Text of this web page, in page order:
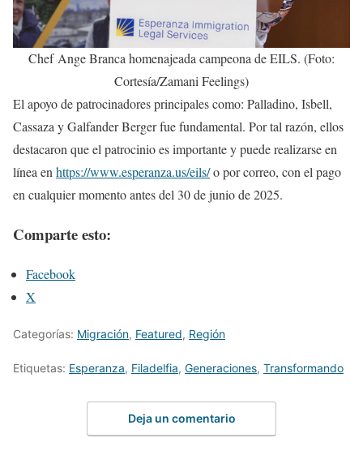
Chef Ange Branca homenajeada campeona de EILS. (Foto:
Cortesía/Zamani Feelings)
El apoyo de patrocinadores principales como: Palladino, Isbell,
Cassaza y Galfander Berger fue fundamental. Por tal razón, ellos
destacaron que el patrocinio es importante y puede realizarse en
línea enhttps://www.esperanza.us/eils/o por correo, con el pago
en cualquier momento antes del 30 de junio de 2025.
Comparte esto:
Facebook
X
Categorías: Migración, Featured, Región
Etiquetas: Esperanza, Filadelfia, Generaciones, Transformando
Deja un comentario